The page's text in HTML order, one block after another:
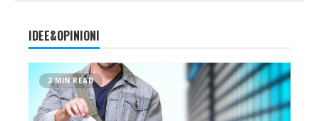
IDEE&OPINIONI
2 MIN READ